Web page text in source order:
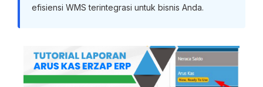
efisiensi WMS terintegrasi untuk bisnis Anda.